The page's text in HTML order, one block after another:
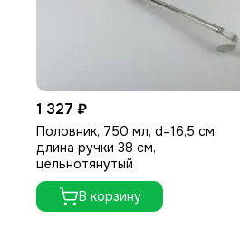
1 327 ₽
Половник, 750 мл, d=16,5 см,
длина ручки 38 см,
цельнотянутый
В корзину